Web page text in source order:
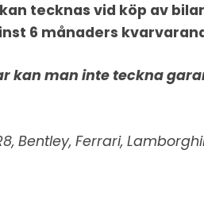
kan tecknas vid köp av
6 månaders
kan man inte teckna
Bentley, Ferrari,